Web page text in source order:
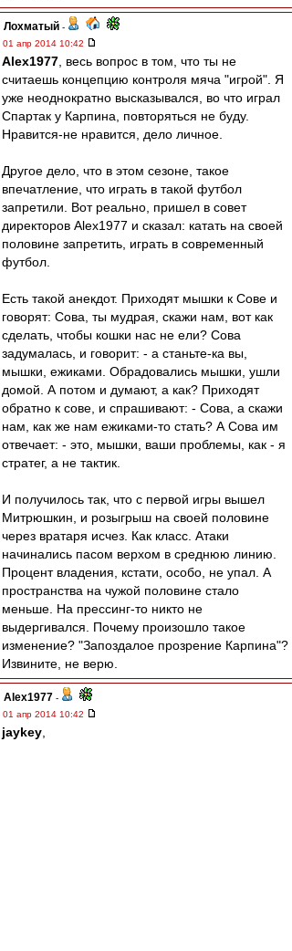
Лохматый -
01 апр 2014 10:42
Alex1977 , весь вопрос в том, что ты не
считаешь концепцию контроля мяча "игрой". Я
уже неоднократно высказывался, во что играл
Спартак у Карпина, повторяться не буду.
Нравится-не нравится, дело личное.
Другое дело, что в этом сезоне, такое
впечатление, что играть в такой футбол
запретили. Вот реально, пришел в совет
директоров Alex1977 и сказал: катать на своей
половине запретить, играть в современный
футбол.
Есть такой анекдот. Приходят мышки к Сове и
говорят: Сова, ты мудрая, скажи нам, вот как
сделать, чтобы кошки нас не ели? Сова
задумалась, и говорит: - а станьте-ка вы,
мышки, ежиками. Обрадовались мышки, ушли
домой. А потом и думают, а как? Приходят
обратно к сове, и спрашивают: - Сова, а скажи
нам, как же нам ежиками-то стать? А Сова им
отвечает: - это, мышки, ваши проблемы, как - я
стратег, а не тактик.
И получилось так, что с первой игры вышел
Митрюшкин, и розыгрыш на своей половине
через вратаря исчез. Как класс. Атаки
начинались пасом верхом в среднюю линию.
Процент владения, кстати, особо, не упал. А
пространства на чужой половине стало
меньше. На прессинг-то никто не
выдергивался. Почему произошло такое
изменение? "Запоздалое прозрение Карпина"?
Извините, не верю.
Alex1977 -
01 апр 2014 10:42
jaykey